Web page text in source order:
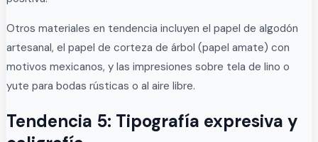
Otros materiales en tendencia incluyen el papel de algodón
artesanal, el papel de corteza de árbol (papel amate) con
motivos mexicanos, y las impresiones sobre tela de lino o
yute para bodas rústicas o al aire libre.
Tendencia 5: Tipografía expresiva y